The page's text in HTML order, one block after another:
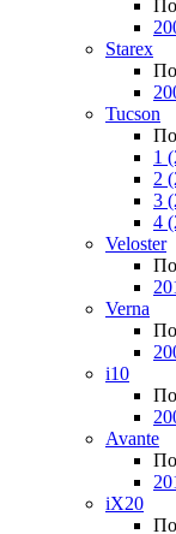
Starex
Tucson
1
2
3
4
Veloster
Verna
i10
Avante
iX20